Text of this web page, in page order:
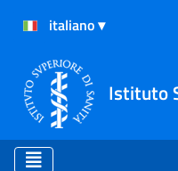
Istituto